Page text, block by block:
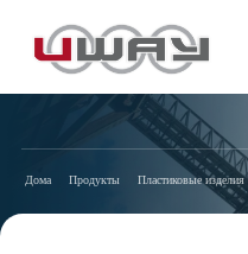
Дома Продукты Пластиковые изделия